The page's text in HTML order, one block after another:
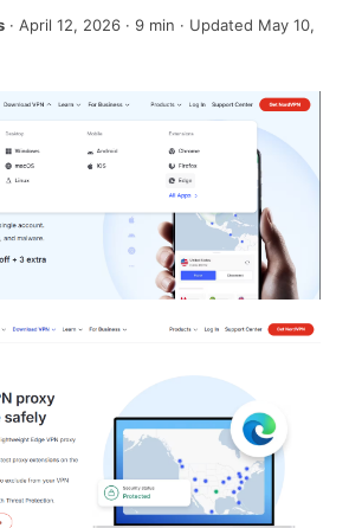
· April 12, 2026 · 9 min · Updated May 10,